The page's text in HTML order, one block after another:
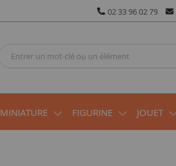
02 33 96 02 79
FIGURINE JOUET